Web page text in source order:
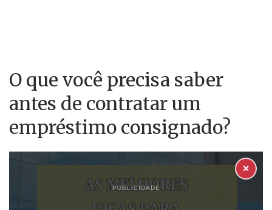
O que você precisa saber
antes de contratar um
empréstimo consignado?
PUBLICIDADE
✕